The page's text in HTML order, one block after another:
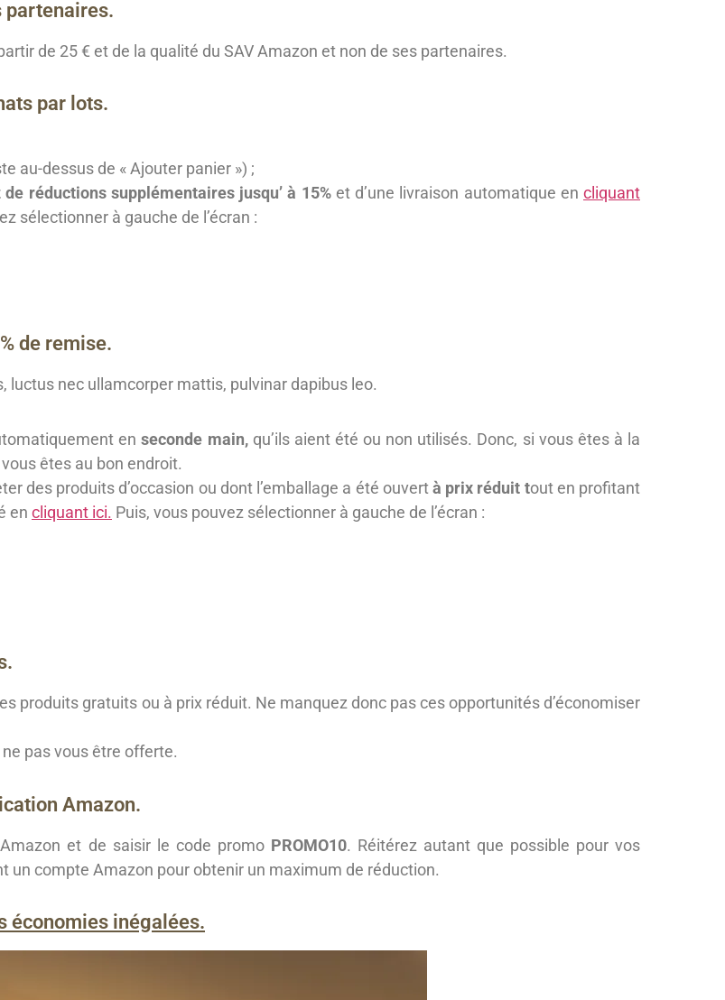
partenaires.
de 25 € et de la qualité du SAV Amazon et non de ses partenaires.
par lots.
au-dessus de « Ajouter panier ») ;
réductions supplémentaires jusqu’ à 15% et d’une livraison automatique en cliquant
sélectionner à gauche de l’écran :
de remise.
nec ullamcorper mattis, pulvinar dapibus leo.
en seconde main,qu’ils aient été ou non utilisés. Donc, si vous êtes à la
êtes au bon endroit.
des produits d’occasion ou dont l’emballage a été ouvertà prix réduit tout en profitant
en cliquant ici. Puis, vous pouvez sélectionner à gauche de l’écran :
produits gratuits ou à prix réduit. Ne manquez donc pas ces opportunités d’économiser
pas vous être offerte.
Amazon.
et de saisir le code promo PROMO10. Réitérez autant que possible pour vos
un compte Amazon pour obtenir un maximum de réduction.
économies inégalées.